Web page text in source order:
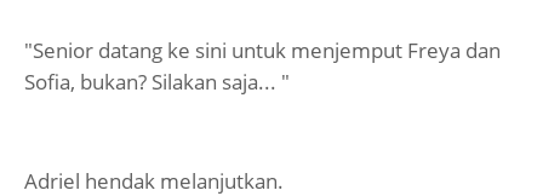
"Senior datang ke sini untuk menjemput Freya dan
Sofia, bukan? Silakan saja... "
Adriel hendak melanjutkan.